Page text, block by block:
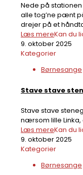
Nede på
alle tog’ne pænt
drejer på et
Kan du
Læs mere
9. oktober 2025
Kategorier
Børnesange
Stave stave
Stave stave
nærsom lille Linka,
Kan du
Læs mere
9. oktober 2025
Kategorier
Børnesange